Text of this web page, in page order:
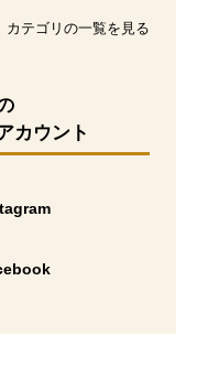
カテゴリの一覧を見る
カウント
ウィンドウで開きます。
ウィンドウで開きます。